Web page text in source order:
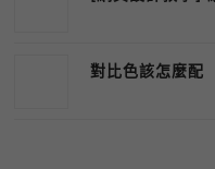
對比色該怎麼配